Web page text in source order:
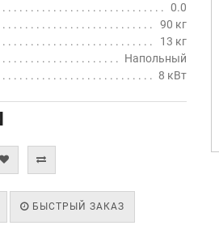
0.0
90 кг
13 кг
Напольный
8 кВт
БЫСТРЫЙ ЗАКАЗ